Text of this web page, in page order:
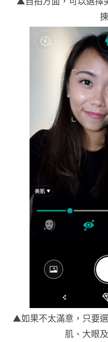
▲如果不太滿意，只要
肌、大眼